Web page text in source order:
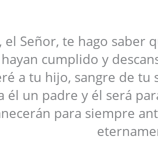
el Señor, te hago saber
cumplido y
a tu hijo, sangre de tu
él un padre y él será
para siempre